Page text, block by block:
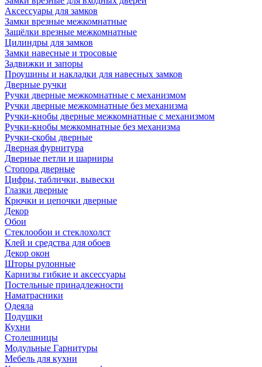
Аксессуары для замков
Замки врезные межкомнатные
Защёлки врезные межкомнатные
Цилиндры для замков
Замки навесные и тросовые
Задвижки и запоры
Проушины и накладки для навесных замков
Дверные ручки
Ручки дверные межкомнатные с механизмом
Ручки дверные межкомнатные без механизма
Ручки-кнобы дверные межкомнатные с механизмом
Ручки-кнобы межкомнатные без механизма
Ручки-скобы дверные
Дверная фурнитура
Дверные петли и шарниры
Стопора дверные
Цифры, таблички, вывески
Глазки дверные
Крючки и цепочки дверные
Декор
Обои
Стеклообои и стеклохолст
Клей и средства для обоев
Декор окон
Шторы рулонные
Карнизы гибкие и аксессуары
Постельные принадлежности
Наматрасники
Одеяла
Подушки
Кухни
Столешницы
Модульные Гарнитуры
Мебель для кухни